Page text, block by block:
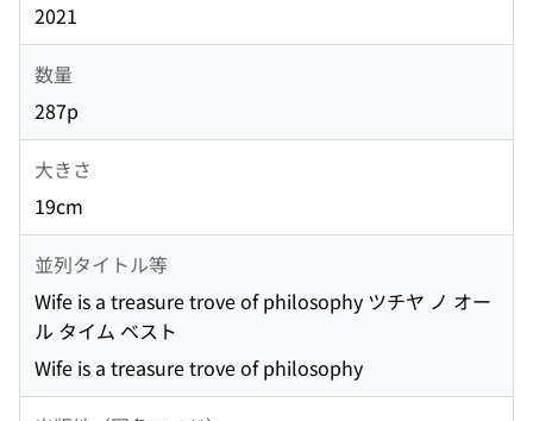
2021
数量
287p
大きさ
19cm
並列タイトル等
Wife is a treasure trove of philosophy ツチヤ ノ オー
ル タイム ベスト
Wife is a treasure trove of philosophy